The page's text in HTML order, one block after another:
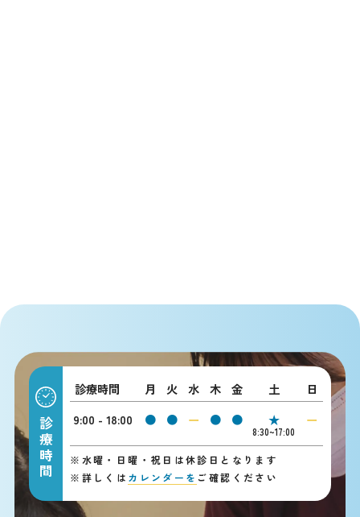
診療時間
診療時間 月 火 水 木 金 土
日
9:00 - 18:00
● ● ー ● ● ★
8:30~17:00
ー
※ 水曜・日曜・祝日は休診日となります
※ 詳しくは カレンダーを ご確認ください